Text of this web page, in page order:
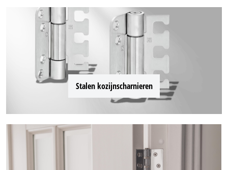
Stalen kozijnscharnieren